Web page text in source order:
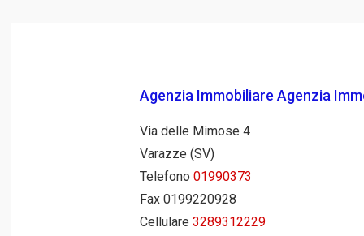
Agenzia Immobiliare Agenzia
Via delle Mimose 4
Varazze (SV)
Telefono 01990373
Fax 0199220928
Cellulare 3289312229